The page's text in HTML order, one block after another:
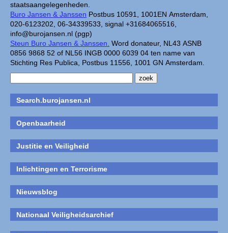
staatsaangelegenheden.
Buro Jansen & Janssen Postbus 10591, 1001EN Amsterdam,
020-6123202, 06-34339533, signal +31684065516,
info@burojansen.nl (pgp)
Steun Buro Jansen & Janssen. Word donateur, NL43 ASNB
0856 9868 52 of NL56 INGB 0000 6039 04 ten name van
Stichting Res Publica, Postbus 11556, 1001 GN Amsterdam.
Search.burojansen.nl
Openbaarheid
Justitie en Veiligheid
Inlichtingen en Terrorisme
Nieuwsblog
Nationaal Veiligheidsarchief